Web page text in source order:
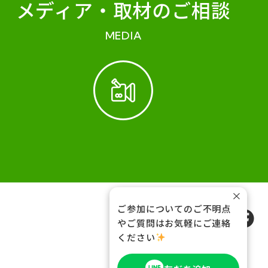
メディア・ 取材のご相談
MEDIA
FOLLOW US
ご参加についてのご不明点
やご質問はお気軽にご連絡
ください
×